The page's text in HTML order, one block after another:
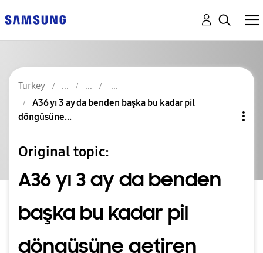
Turkey
A36 yı 3 ay da benden başka bu kadar pil
döngüsüne...
Original topic:
A36 yı 3 ay da benden
başka bu kadar pil
döngüsüne getiren